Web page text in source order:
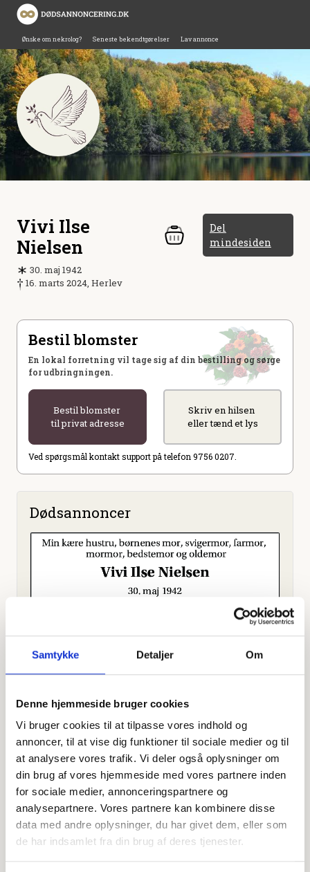
Samtykke Detaljer Om
Denne hjemmeside bruger cookies
Vi bruger cookies til at tilpasse vores indhold og
annoncer, til at vise dig funktioner til sociale medier og til
at analysere vores trafik. Vi deler også oplysninger om
din brug af vores hjemmeside med vores partnere inden
for sociale medier, annonceringspartnere og
analysepartnere. Vores partnere kan kombinere disse
data med andre oplysninger, du har givet dem, eller som
de har indsamlet fra din brug af deres tjenester.
Ønske om nekrolog? Seneste bekendtgørelser Lav annonce
Vivi Ilse
Nielsen
Del
mindesiden
30. maj 1942
16. marts 2024, Herlev
Bestil blomster
En lokal forretning vil tage sig af din bestilling og sørge
for udbringningen.
Bestil blomster
til privat adresse
Skriv en hilsen
eller tænd et lys
Ved spørgsmål kontakt support på telefon 9756 0207.
Dødsannoncer
Offentligtgjort i Herlev Bladet d. 21. marts
2024
Højtideligheden
Mandag d. 25. marts 2024 kl. 11.00
Birkholm Kirkesal
Hjortespringvej 132, 2730 Herlev